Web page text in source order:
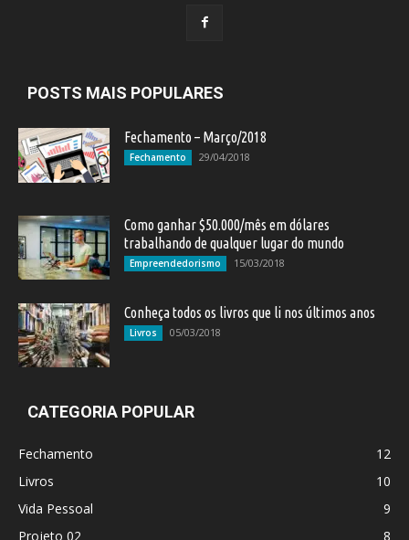
POSTS MAIS POPULARES
Fechamento – Março/2018
Fechamento 29/04/2018
Como ganhar $50.000/mês em dólares
trabalhando de qualquer lugar do mundo
Empreendedorismo 15/03/2018
Conheça todos os livros que li nos últimos anos
Livros 05/03/2018
CATEGORIA POPULAR
Fechamento
12
Livros
10
Vida Pessoal
9
Projeto 02
8